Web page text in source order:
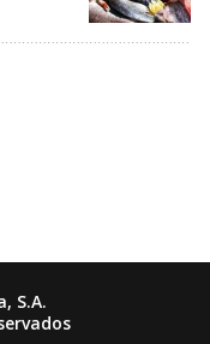
S.A.